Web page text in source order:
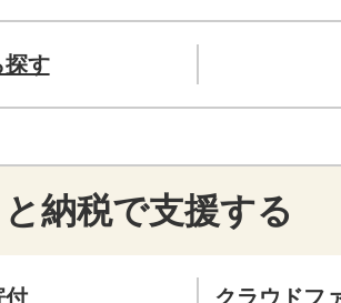
探す
納税で支援する
付 クラウドフ